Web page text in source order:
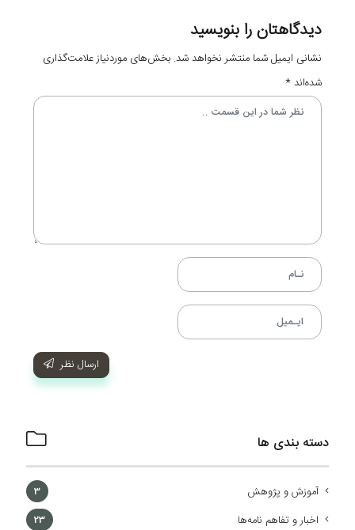
دیدگاهتان را بنویسید
نشانی ایمیل شما منتشر نخواهد شد. بخش‌های موردنیاز علامت‌گذاری
شده‌اند*
ارسال نظر
دسته بندی ها
آموزش و پژوهش 3
اخبار و تفاهم نامه‌ها 23